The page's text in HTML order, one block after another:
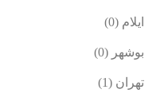
ایلام (0)
بوشهر (0)
تهران (1)